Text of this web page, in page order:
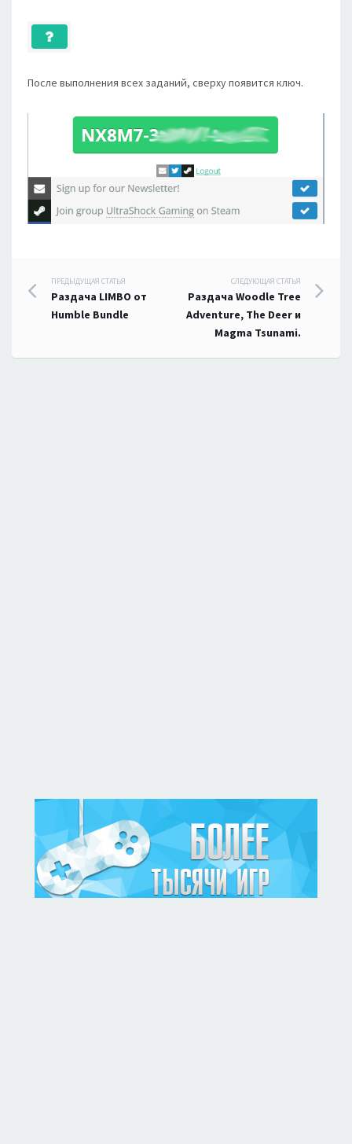
После выполнения всех заданий, сверху появится ключ.
Навигация
по
записям
ПРЕДЫДУЩАЯ СТАТЬЯ
Раздача LIMBO от
Humble Bundle
СЛЕДУЮЩАЯ СТАТЬЯ
Раздача Woodle Tree
Adventure, The Deer и
Magma Tsunami.